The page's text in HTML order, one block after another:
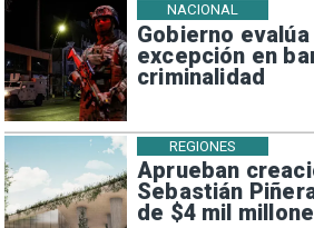
Gobierno
excepción en
criminalidad
NACIONAL
Aprueban
Sebastián
de $4 mil
REGIONES